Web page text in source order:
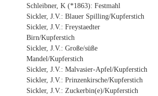
Schleibner, K (*1863): Festmahl
Sickler, J.V.: Blauer Spilling/Kupferstich
Sickler, J.V.: Freystaedter
Birn/Kupferstich
Sickler, J.V.: Große/süße
Mandel/Kupferstich
Sickler, J.V.: Malvasier-Apfel/Kupferstich
Sickler, J.V.: Prinzenkirsche/Kupferstich
Sickler, J.V.: Zuckerbin(e)/Kupferstich